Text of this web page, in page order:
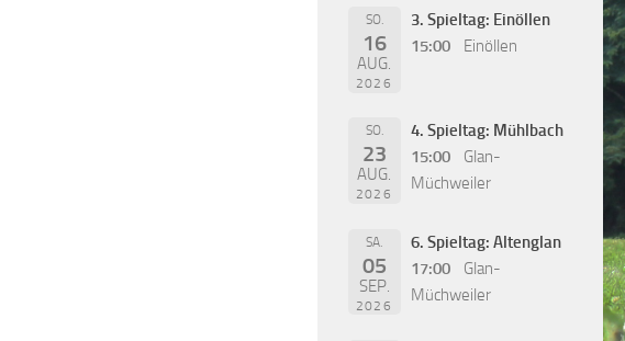
SO.
16
AUG.
2026
3. Spieltag: Einöllen
15:00
Einöllen
SO.
23
AUG.
2026
4. Spieltag: Mühlbach
15:00
Glan-
Müchweiler
SA.
05
SEP.
2026
6. Spieltag: Altenglan
17:00
Glan-
Müchweiler